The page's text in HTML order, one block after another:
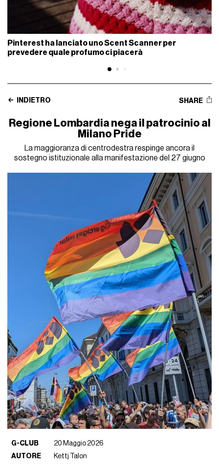
Pinterest ha lanciato uno Scent Scanner per
prevedere quale profumo ci piacerà
INDIETRO SHARE
Regione Lombardia nega il patrocinio al
Milano Pride
La maggioranza di centrodestra respinge ancora il
sostegno istituzionale alla manifestazione del 27 giugno
G-CLUB
20 Maggio 2026
AUTORE
Kettj Talon